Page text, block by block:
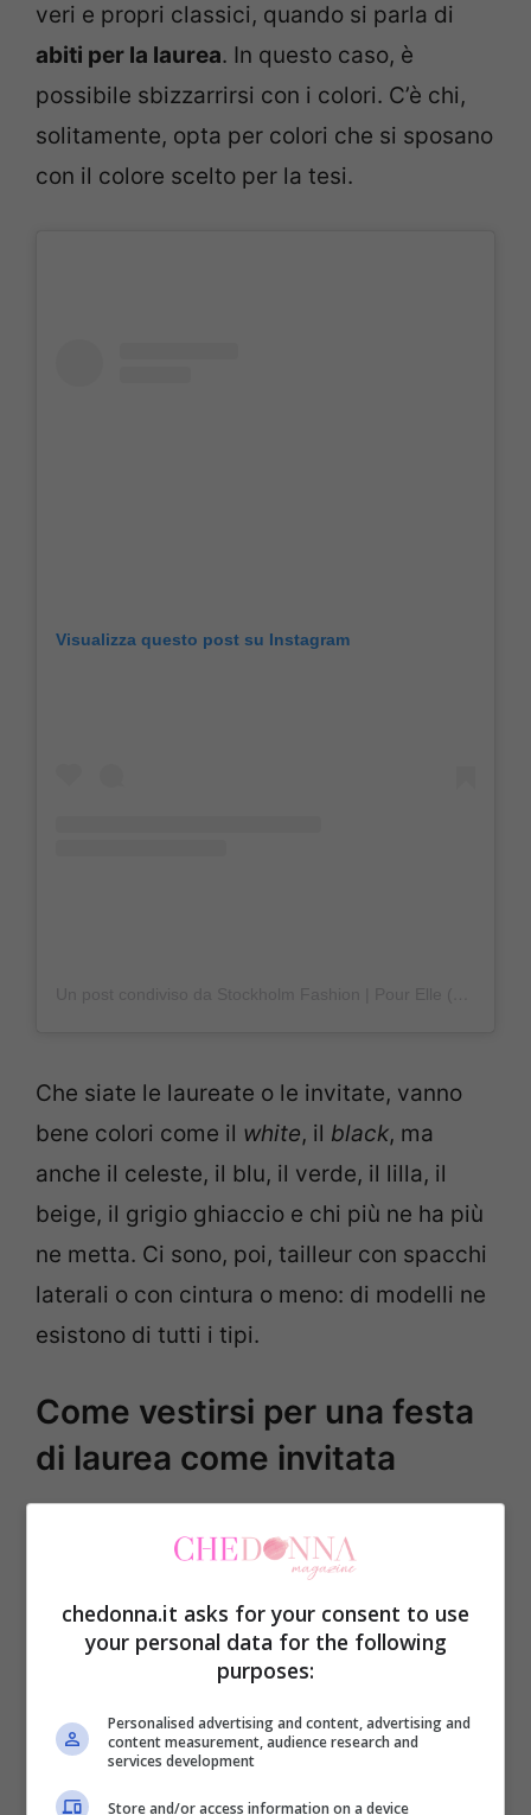
veri e propri classici, quando si parla di
abiti per la laurea. In questo caso, è
possibile sbizzarrirsi con i colori. C’è chi,
solitamente, opta per colori che si sposano
con il colore scelto per la tesi.
Visualizza questo post su Instagram
Che siate le laureate o le invitate, vanno
bene colori come il white, il black, ma
anche il celeste, il blu, il verde, il lilla, il
beige, il grigio ghiaccio e chi più ne ha più
ne metta. Ci sono, poi, tailleur con spacchi
laterali o con cintura o meno: di modelli ne
esistono di tutti i tipi.
Come vestirsi per una festa
di laurea come invitata
vestirvi per una festa di laurea come
invitata, sappiate che vanno bene anche
un paio dipantaloni nerio unagonna midi
camicia bianca o nera
saranno di un colore più chiaro. Del resto,
entrambi sono un classico del guardaroba
femminile. È possibile, poi, optare per
chedonna.it asks for your consent to use
your personal data for the following
purposes:
Personalised advertising and content, advertising and
content measurement, audience research and
services development
Store and/or access information on a device